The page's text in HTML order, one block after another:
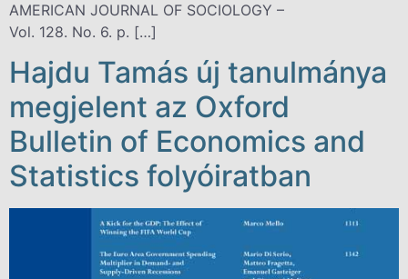
AMERICAN JOURNAL OF SOCIOLOGY –
Vol. 128. No. 6. p. […]
Hajdu Tamás új tanulmánya
megjelent az Oxford
Bulletin of Economics and
Statistics folyóiratban